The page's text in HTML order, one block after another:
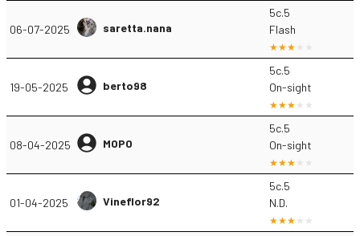
06-07-2025 saretta.nana
5c.5
Flash
19-05-2025 berto98
5c.5
On-sight
08-04-2025 MOPO
5c.5
On-sight
01-04-2025 Vineflor92
5c.5
N.D.